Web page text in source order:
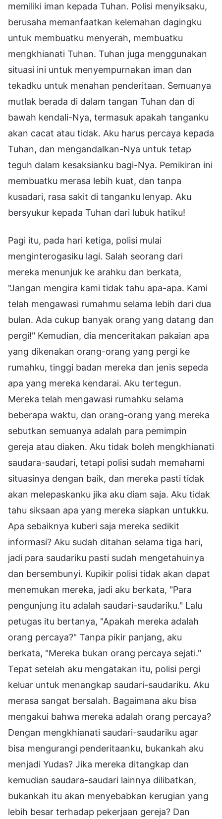
memiliki iman kepada Tuhan. Polisi menyiksaku,
berusaha memanfaatkan kelemahan dagingku
untuk membuatku menyerah, membuatku
mengkhianati Tuhan. Tuhan juga menggunakan
situasi ini untuk menyempurnakan iman dan
tekadku untuk menahan penderitaan. Semuanya
mutlak berada di dalam tangan Tuhan dan di
bawah kendali-Nya, termasuk apakah tanganku
akan cacat atau tidak. Aku harus percaya kepada
Tuhan, dan mengandalkan-Nya untuk tetap
teguh dalam kesaksianku bagi-Nya. Pemikiran ini
membuatku merasa lebih kuat, dan tanpa
kusadari, rasa sakit di tanganku lenyap. Aku
bersyukur kepada Tuhan dari lubuk hatiku!
Pagi itu, pada hari ketiga, polisi mulai
menginterogasiku lagi. Salah seorang dari
mereka menunjuk ke arahku dan berkata,
"Jangan mengira kami tidak tahu apa-apa. Kami
telah mengawasi rumahmu selama lebih dari dua
bulan. Ada cukup banyak orang yang datang dan
pergi!" Kemudian, dia menceritakan pakaian apa
yang dikenakan orang-orang yang pergi ke
rumahku, tinggi badan mereka dan jenis sepeda
apa yang mereka kendarai. Aku tertegun.
Mereka telah mengawasi rumahku selama
beberapa waktu, dan orang-orang yang mereka
sebutkan semuanya adalah para pemimpin
gereja atau diaken. Aku tidak boleh mengkhianati
saudara-saudari, tetapi polisi sudah memahami
situasinya dengan baik, dan mereka pasti tidak
akan melepaskanku jika aku diam saja. Aku tidak
tahu siksaan apa yang mereka siapkan untukku.
Apa sebaiknya kuberi saja mereka sedikit
informasi? Aku sudah ditahan selama tiga hari,
jadi para saudariku pasti sudah mengetahuinya
dan bersembunyi. Kupikir polisi tidak akan dapat
menemukan mereka, jadi aku berkata, "Para
pengunjung itu adalah saudari-saudariku." Lalu
petugas itu bertanya, "Apakah mereka adalah
orang percaya?" Tanpa pikir panjang, aku
berkata, "Mereka bukan orang percaya sejati."
Tepat setelah aku mengatakan itu, polisi pergi
keluar untuk menangkap saudari-saudariku. Aku
merasa sangat bersalah. Bagaimana aku bisa
mengakui bahwa mereka adalah orang percaya?
Dengan mengkhianati saudari-saudariku agar
bisa mengurangi penderitaanku, bukankah aku
menjadi Yudas? Jika mereka ditangkap dan
kemudian saudara-saudari lainnya dilibatkan,
bukankah itu akan menyebabkan kerugian yang
lebih besar terhadap pekerjaan gereja? Dan